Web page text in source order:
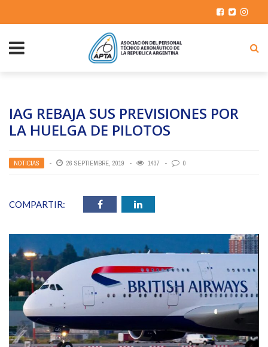
IAG REBAJA SUS PREVISIONES POR
LA HUELGA DE PILOTOS
NOTICIAS 26 SEPTIEMBRE, 2019 1437 0
COMPARTIR: